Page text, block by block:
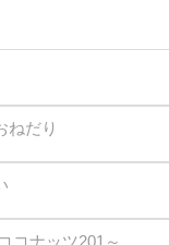
ねだり
コナッツ201～